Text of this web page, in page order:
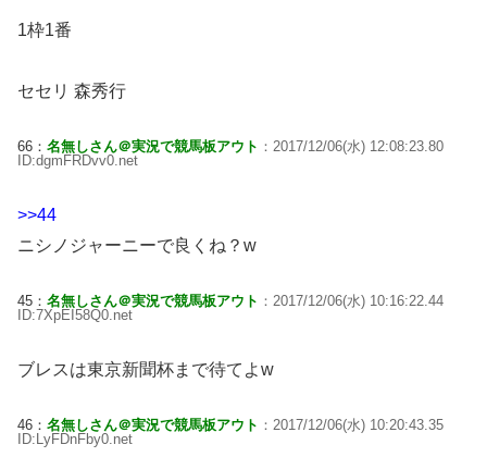
1枠1番
セセリ 森秀行
66： 名無しさん＠実況で競馬板アウト ：2017/12/06(水) 12:08:23.80
ID:dgmFRDvv0.net
>>44
ニシノジャーニーで良くね？w
45： 名無しさん＠実況で競馬板アウト ：2017/12/06(水) 10:16:22.44
ID:7XpEI58Q0.net
ブレスは東京新聞杯まで待てよw
46： 名無しさん＠実況で競馬板アウト ：2017/12/06(水) 10:20:43.35
ID:LyFDnFby0.net